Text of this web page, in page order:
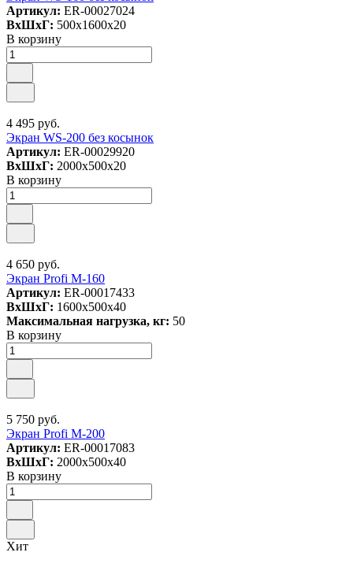
Артикул: ER-00027024
ВxШxГ: 500x1600x20
В корзину
4 495 руб.
Экран WS-200 без косынок
Артикул: ER-00029920
ВxШxГ: 2000x500x20
В корзину
4 650 руб.
Экран Profi M-160
Артикул: ER-00017433
ВxШxГ: 1600x500x40
Максимальная нагрузка, кг: 50
В корзину
5 750 руб.
Экран Profi M-200
Артикул: ER-00017083
ВxШxГ: 2000x500x40
В корзину
Хит